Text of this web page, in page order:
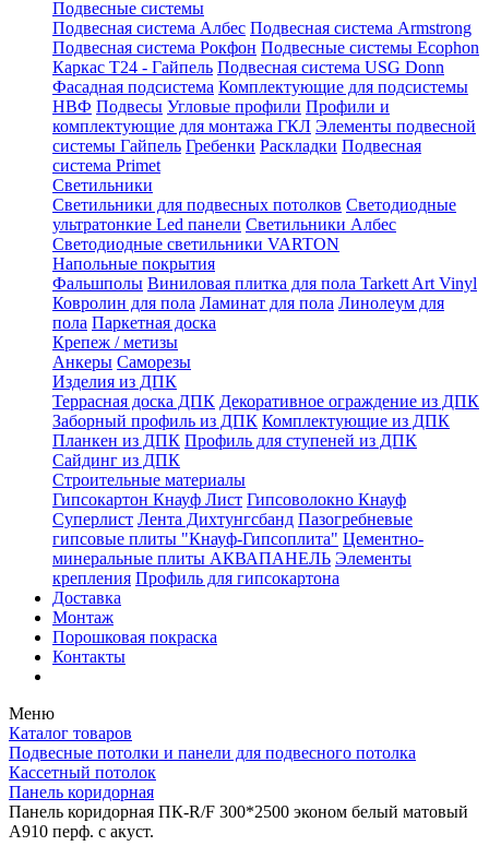
Подвесные системы
Подвесная система Албес Подвесная система Armstrong
Подвесная система Рокфон Подвесные системы Ecophon
Каркас Т24 - Гайпель Подвесная система USG Donn
Фасадная подсистема Комплектующие для подсистемы
НВФ Подвесы Угловые профили Профили и
комплектующие для монтажа ГКЛ Элементы подвесной
системы Гайпель Гребенки Раскладки Подвесная
система Primet
Светильники
Светильники для подвесных потолков Светодиодные
ультратонкие Led панели Светильники Албес
Светодиодные светильники VARTON
Напольные покрытия
Фальшполы Виниловая плитка для пола Tarkett Art Vinyl
Ковролин для пола Ламинат для пола Линолеум для
пола Паркетная доска
Крепеж / метизы
Анкеры Саморезы
Изделия из ДПК
Террасная доска ДПК Декоративное ограждение из ДПК
Заборный профиль из ДПК Комплектующие из ДПК
Планкен из ДПК Профиль для ступеней из ДПК
Сайдинг из ДПК
Строительные материалы
Гипсокартон Кнауф Лист Гипсоволокно Кнауф
Суперлист Лента Дихтунгсбанд Пазогребневые
гипсовые плиты "Кнауф-Гипсоплита" Цементно-
минеральные плиты АКВАПАНЕЛЬ Элементы
крепления Профиль для гипсокартона
Доставка
Монтаж
Порошковая покраска
Контакты
Меню
Каталог товаров
Подвесные потолки и панели для подвесного потолка
Кассетный потолок
Панель коридорная
Панель коридорная ПК-R/F 300*2500 эконом белый матовый
А910 перф. с акуст.